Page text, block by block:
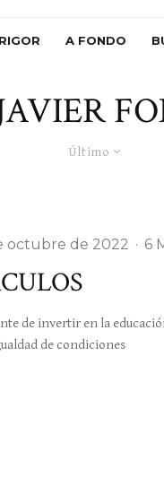
A FONDO
Último
octubre de 2022 · 6
de invertir en la
de condiciones